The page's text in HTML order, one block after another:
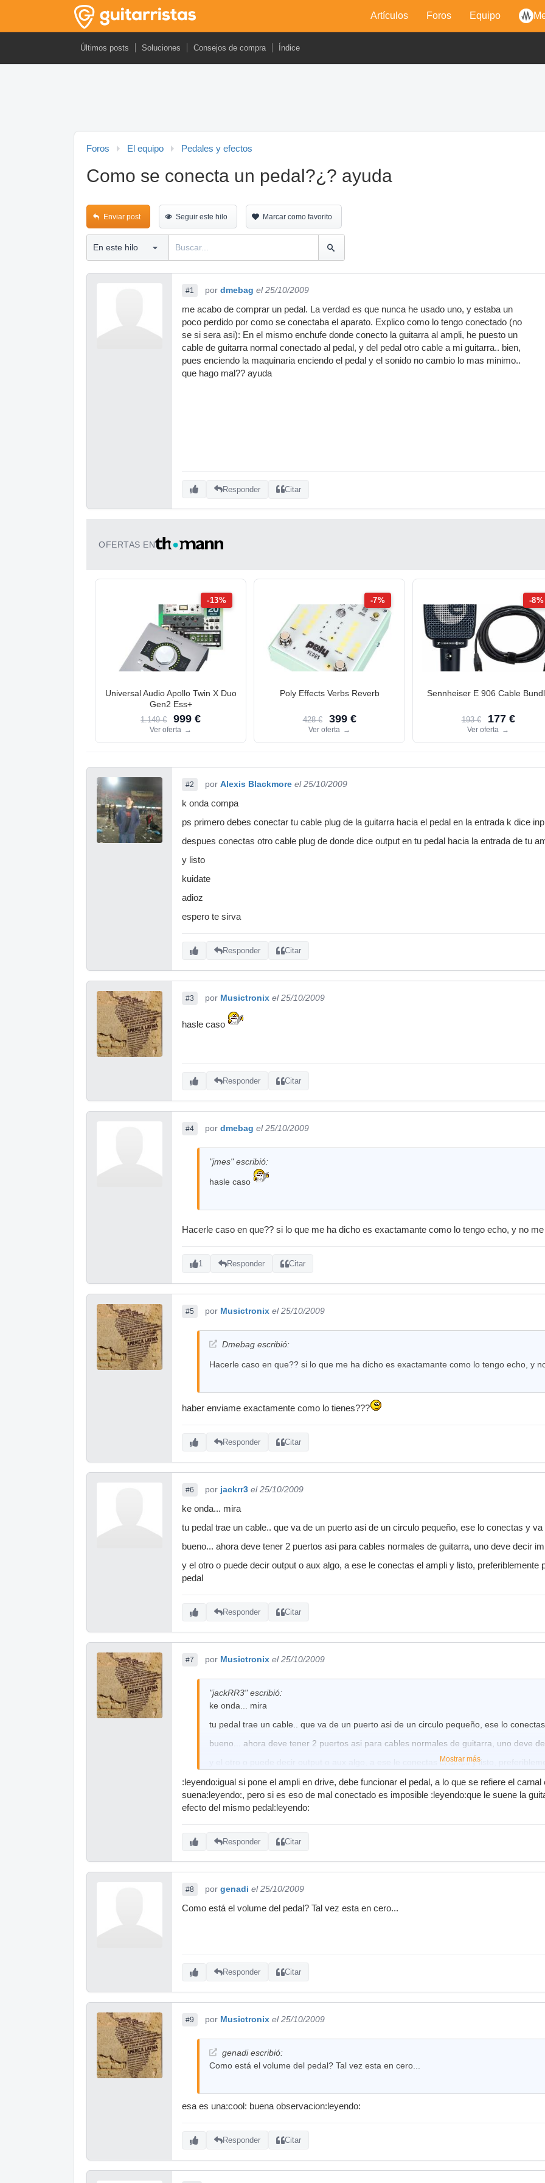
Artículos Foros Equipo
Últimos posts Soluciones Consejos de compra Índice
Foros El equipo Pedales y efectos
Como se conecta un pedal?¿? ayuda
Enviar post Seguir este hilo Marcar como favorito
#1 por dmebag el 25/10/2009
me acabo de comprar un pedal. La verdad es que nunca he usado uno, y estaba un
poco perdido por como se conectaba el aparato. Explico como lo tengo conectado (no
se si sera asi): En el mismo enchufe donde conecto la guitarra al ampli, he puesto un
cable de guitarra normal conectado al pedal, y del pedal otro cable a mi guitarra.. bien,
pues enciendo la maquinaria enciendo el pedal y el sonido no cambio lo mas minimo..
que hago mal?? ayuda
Responder Citar
OFERTAS EN
-13%
Universal Audio Apollo Twin X Duo
Gen2 Ess+
1.149 € 999 €
Ver oferta →
-7%
Poly Effects Verbs Reverb
428 € 399 €
Ver oferta →
-8%
Sennheiser E 906 Cable
193 € 177 €
Ver oferta →
#2 por Alexis Blackmore el 25/10/2009
k onda compa
ps primero debes conectar tu cable plug de la guitarra hacia el pedal en la entrada k dice
despues conectas otro cable plug de donde dice output en tu pedal hacia la entrada de tu
y listo
kuidate
adioz
espero te sirva
Responder Citar
#3 por Musictronix el 25/10/2009
hasle caso
Responder Citar
#4 por dmebag el 25/10/2009
"jmes" escribió:
hasle caso
Hacerle caso en que?? si lo que me ha dicho es exactamante como lo tengo echo, y no
1 Responder Citar
#5 por Musictronix el 25/10/2009
Dmebag escribió:
Hacerle caso en que?? si lo que me ha dicho es exactamante como lo tengo echo, y
haber enviame exactamente como lo tienes???
Responder Citar
#6 por jackrr3 el 25/10/2009
ke onda... mira
tu pedal trae un cable.. que va de un puerto asi de un circulo pequeño, ese lo conectas y
bueno... ahora deve tener 2 puertos asi para cables normales de guitarra, uno deve decir
y el otro o puede decir output o aux algo, a ese le conectas el ampli y listo, preferiblemente
pedal
Responder Citar
#7 por Musictronix el 25/10/2009
"jackRR3" escribió:
ke onda... mira
tu pedal trae un cable.. que va de un puerto asi de un circulo pequeño, ese lo
bueno... ahora deve tener 2 puertos asi para cables normales de guitarra, uno deve
y el otro o puede decir output o aux algo, a ese le conectas el ampli y listo,
Mostrar más
:leyendo:igual si pone el ampli en drive, debe funcionar el pedal, a lo que se refiere el
suena:leyendo:, pero si es eso de mal conectado es imposible :leyendo:que le suene la
efecto del mismo pedal:leyendo:
Responder Citar
#8 por genadi el 25/10/2009
Como está el volume del pedal? Tal vez esta en cero...
Responder Citar
#9 por Musictronix el 25/10/2009
genadi escribió:
Como está el volume del pedal? Tal vez esta en cero...
esa es una:cool: buena observacion:leyendo:
Responder Citar